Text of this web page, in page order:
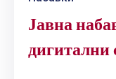
Јавна
дигитални